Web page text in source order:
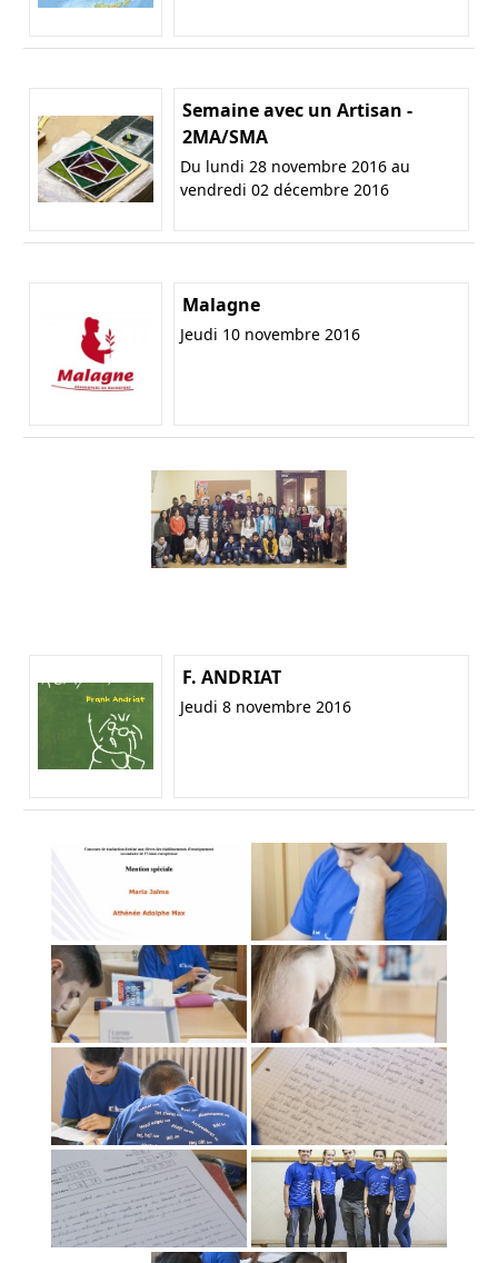
Semaine avec un Artisan -
2MA/SMA
Du lundi 28 novembre 2016 au
vendredi 02 décembre 2016
Malagne
Jeudi 10 novembre 2016
F. ANDRIAT
Jeudi 8 novembre 2016